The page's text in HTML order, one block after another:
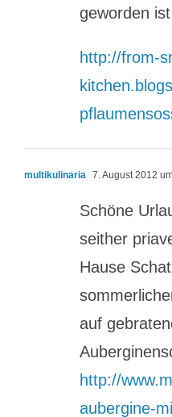
geworden
http://from-
multikulinaria 7. August 2012
Schöne
seither
Hause
auf
http://
aubergine-